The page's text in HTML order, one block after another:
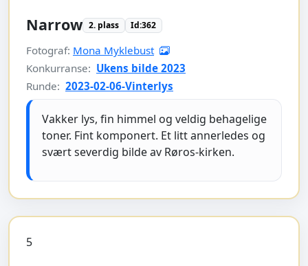
Narrow 2. plass Id:362
Fotograf: Mona Myklebust
Konkurranse: Ukens bilde 2023
Runde: 2023-02-06-Vinterlys
Vakker lys, fin himmel og veldig behagelige
toner. Fint komponert. Et litt annerledes og
svært severdig bilde av Røros-kirken.
5